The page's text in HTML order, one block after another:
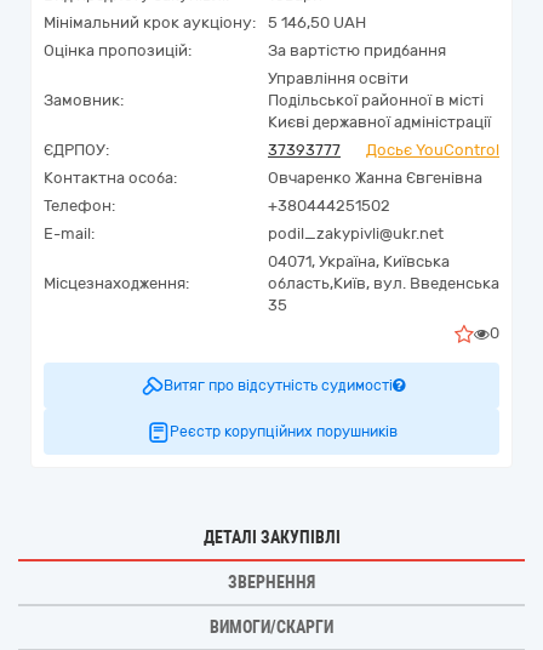
Мінімальний крок аукціону:
5 146,50 UAH
Оцінка пропозицій:
За вартістю придбання
Замовник:
Управління освіти
Подільської районної в місті
Києві державної адміністрації
ЄДРПОУ:
37393777
Досьє YouControl
Контактна особа:
Овчаренко Жанна Євгенівна
Телефон:
+380444251502
E-mail:
podil_zakypivli@ukr.net
Місцезнаходження:
04071, Україна, Київська
область,Київ, вул. Введенська
35
0
Витяг про відсутність судимості
Реєстр корупційних порушників
ДЕТАЛІ ЗАКУПІВЛІ
ЗВЕРНЕННЯ
ВИМОГИ/СКАРГИ